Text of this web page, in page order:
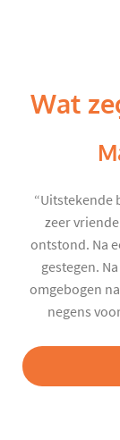
Wat
“Uitstekende
zeer
ontstond. Na
gestegen.
omgebogen
negens